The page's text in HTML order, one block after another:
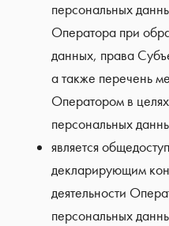
персональных
Оператора при
данных, права
а также перечень
Оператором в
персональных
является
декларирующим
деятельности
персональных